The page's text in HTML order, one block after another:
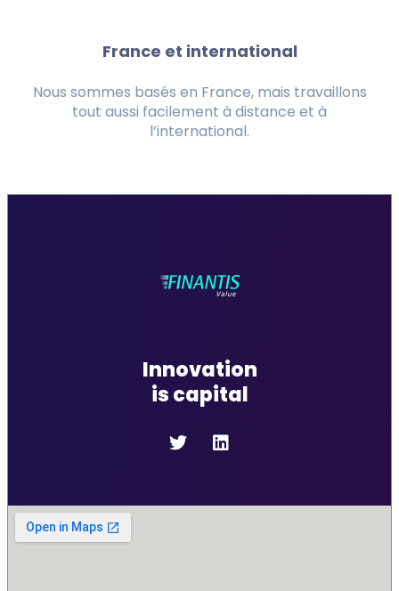
France et international
Nous sommes basés en France, mais travaillons
tout aussi facilement à distance et à
l’international.
Innovation
is capital